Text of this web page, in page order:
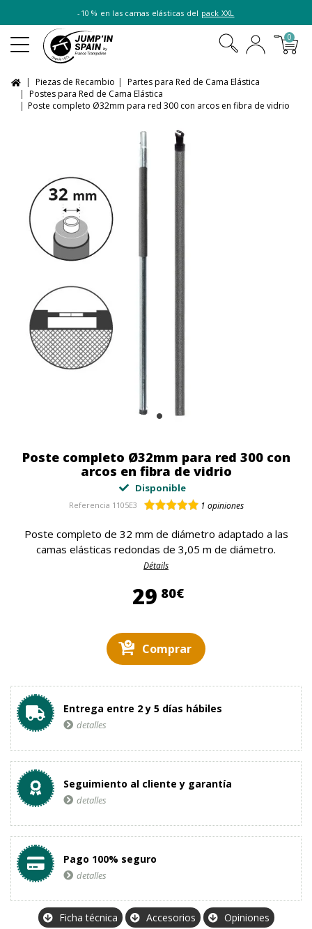
-10 % en las camas elásticas del pack XXL
0
Piezas de Recambio
Partes para Red de Cama Elástica
Postes para Red de Cama Elástica
Poste completo Ø32mm para red 300 con arcos en fibra de vidrio
Poste completo Ø32mm para red 300 con
arcos en fibra de vidrio
Disponible
Referencia 1105E3 1 opiniones
Poste completo de 32 mm de diámetro adaptado a las
camas elásticas redondas de 3,05 m de diámetro.
Détails
29 80€29,80 €
Comprar
Entrega entre 2 y 5 días hábiles
detalles
Seguimiento al cliente y garantía
detalles
Pago 100% seguro
detalles
Ficha técnica Accesorios Opiniones